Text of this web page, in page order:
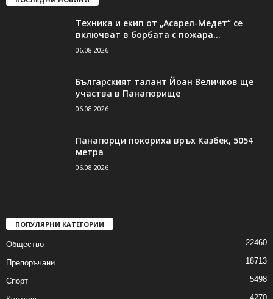
Техника и екип от „Асарел-Медет“ се
включват в борбата с пожара...
06.08.2026
Българският талант Йоан Величков ще
участва в Панагюрище
06.08.2026
Панагюрци покориха връх Казбек, 5054
метра
06.08.2026
ПОПУЛЯРНИ КАТЕГОРИИ
Общество 22460
Препоръчани 18713
Спорт 5498